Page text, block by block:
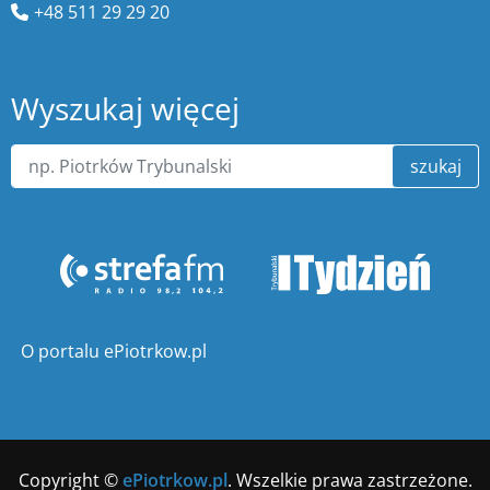
+48 511 29 29 20
Wyszukaj więcej
szukaj
O portalu ePiotrkow.pl
Copyright ©ePiotrkow.pl. Wszelkie prawa zastrzeżone.